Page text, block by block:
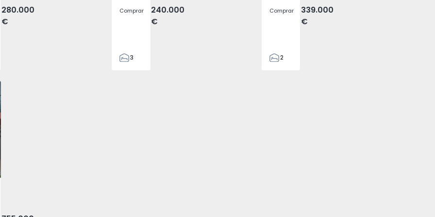
280.000
€
Comprar
240.000
€
3
Comprar
339.000
€
2
das Lampas e Terrugem, Lisboa